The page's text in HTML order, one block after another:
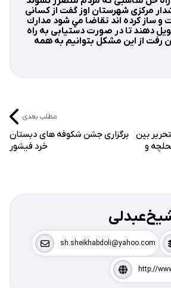
مركزی شهرستان اوز گفت از كسانی
و ساز كرده اند تقاضا مي شود مدارك
دهند تا در صورت دستيابی به راه
رفت از اين مشكل بتوانيم به همه
بین
و
مطلب بعدی
برگزاری جشن شکوفه های دبستان
خرد فیشور
sh.sheikhabdoli@yahoo.com
http://